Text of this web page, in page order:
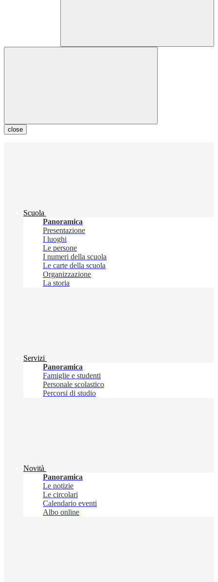
close
Scuola
Panoramica
Presentazione
I luoghi
Le persone
I numeri della scuola
Le carte della scuola
Organizzazione
La storia
Servizi
Panoramica
Famiglie e studenti
Personale scolastico
Percorsi di studio
Novità
Panoramica
Le notizie
Le circolari
Calendario eventi
Albo online